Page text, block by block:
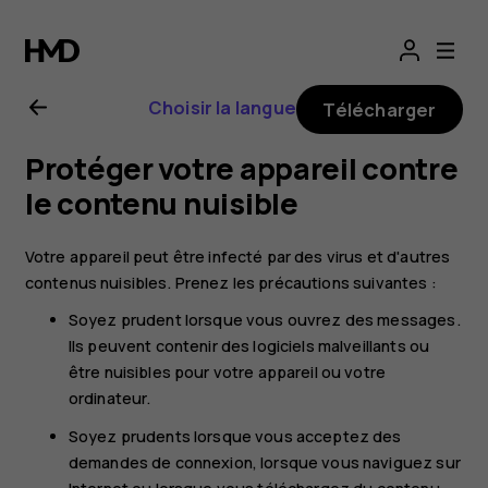
Guide
de
l'utilisateur
Nokia
7
Plus
Choisir la langue Télécharger
Protéger votre appareil contre
le contenu nuisible
Votre appareil peut être infecté par des virus et d'autres
contenus nuisibles. Prenez les précautions suivantes :
Soyez prudent lorsque vous ouvrez des messages.
Ils peuvent contenir des logiciels malveillants ou
être nuisibles pour votre appareil ou votre
ordinateur.
Soyez prudents lorsque vous acceptez des
demandes de connexion, lorsque vous naviguez sur